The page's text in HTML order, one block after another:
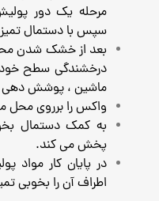
مرحله یک دور
سپس با دستمال
بعد از خشک شدن
درخشندگی سطح
ماشین ، پوشش دهی
واکس را برروی محل
به کمک دستمال
پخش می کند.
در پایان کار مواد
اطراف آن را بخوبی